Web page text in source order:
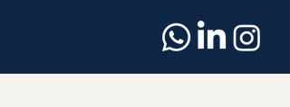
Dentista